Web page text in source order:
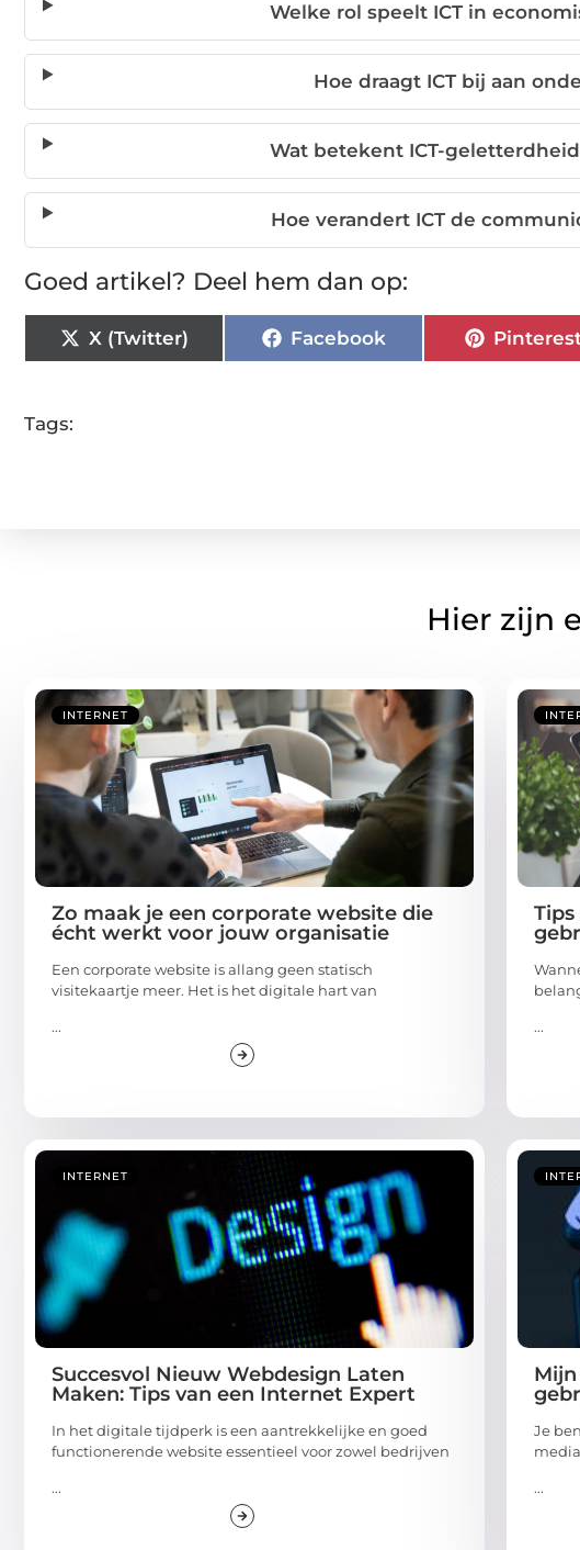
Welke rol speelt ICT in
Hoe draagt ICT bij aan
Wat betekent ICT-
Hoe verandert ICT de
Goed artikel? Deel hem dan op:
X (Twitter) Facebook
Tags:
Hier zijn
INTERNET
Zo maak je een corporate website die
écht werkt voor jouw organisatie
Een corporate website is allang geen statisch
visitekaartje meer. Het is het digitale hart van
... ...
INTERNET
Succesvol Nieuw Webdesign Laten
Maken: Tips van een Internet Expert
In het digitale tijdperk is een aantrekkelijke en goed
functionerende website essentieel voor zowel bedrijven
...
Je
...